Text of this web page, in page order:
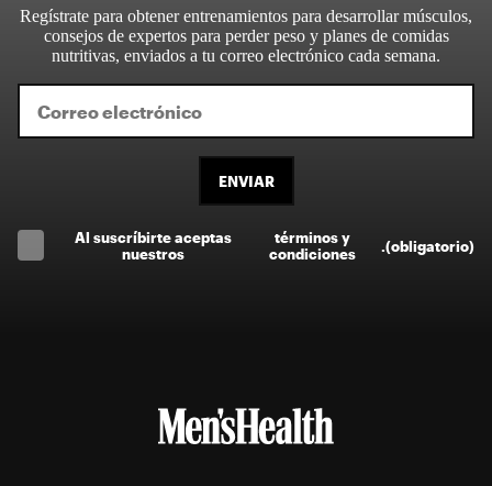
Regístrate para obtener entrenamientos para desarrollar músculos,
consejos de expertos para perder peso y planes de comidas
nutritivas, enviados a tu correo electrónico cada semana.
ENVIAR
Al suscríbirte aceptas
nuestros
términos y
condiciones
(obligatorio)